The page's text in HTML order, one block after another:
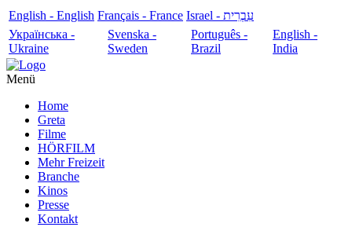
English - English Français - France
עִבְרִית - Israel
Українська -
Ukraine
Svenska -
Sweden
Português -
Brazil
English -
India
Menü
Home
Greta
Filme
HÖRFILM
Mehr Freizeit
Branche
Kinos
Presse
Kontakt